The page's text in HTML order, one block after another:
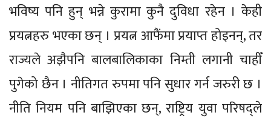
भविष्य पनि हुन् भन्ने कुरामा कुनै दुविधा रहेन । केही
प्रयत्नहरु भएका छन् । प्रयत्न आफैंमा प्रयाप्त होइनन्, तर
राज्यले अझैपनि बालबालिकाका निम्ती लगानी चाहीँ
पुगेको छैन । नीतिगत रुपमा पनि सुधार गर्न जरुरी छ ।
नीति नियम पनि बाझिएका छन्, राष्ट्रिय युवा परिषद्ले